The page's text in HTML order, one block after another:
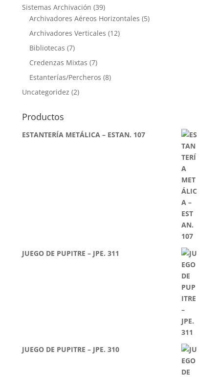
Sistemas Archivación (39)
Archivadores Aéreos Horizontales (5)
Archivadores Verticales (12)
Bibliotecas (7)
Credenzas Mixtas (7)
Estanterías/Percheros (8)
Uncategoridez (2)
Productos
ESTANTERÍA METÁLICA – ESTAN. 107
JUEGO DE PUPITRE – JPE. 311
JUEGO DE PUPITRE – JPE. 310